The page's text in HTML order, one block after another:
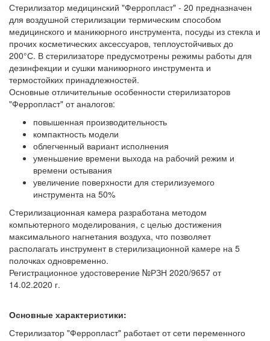
Стерилизатор медицинский "Ферропласт" - 20 предназначен
для воздушной стерилизации термическим способом
медицинского и маникюрного инструмента, посуды из стекла и
прочих косметических аксессуаров, теплоустойчивых до
200°С. В стерилизаторе предусмотрены режимы работы для
дезинфекции и сушки маникюрного инструмента и
термостойких принадлежностей.
Основные отличительные особенности стерилизаторов
"Ферропласт" от аналогов:
повышенная производительность
компактность модели
облегченный вариант исполнения
уменьшение времени выхода на рабочий режим и
времени остывания
увеличение поверхности для стерилизуемого
инструмента на 50%
Стерилизационная камера разработана методом
компьютерного моделирования, с целью достижения
максимального нагнетания воздуха, что позволяет
располагать инструмент в стерилизационной камере на 5
полочках одновременно.
Регистрационное удостоверение №РЗН 2020/9657 от
14.02.2020 г.
Основные характеристики:
Стерилизатор "Ферропласт" работает от сети переменного